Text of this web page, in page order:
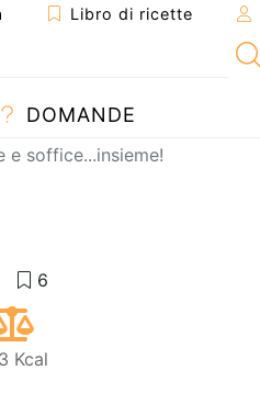
Libro di ricette
DOMANDE
soffice...insieme!
Kcal